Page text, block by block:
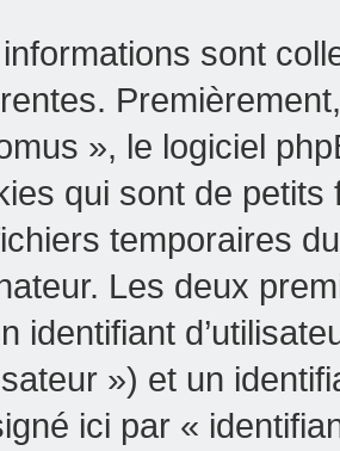
sont
», le logiciel
qui sont de
temporaires
Les deux
identifiant
») et un
ici par «